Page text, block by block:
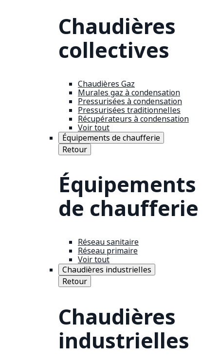
Chaudières
collectives
Chaudières Gaz
Murales gaz à condensation
Pressurisées à condensation
Pressurisées traditionnelles
Récupérateurs à condensation
Voir tout
Équipements de chaufferie
Retour
Équipements
de chaufferie
Réseau sanitaire
Réseau primaire
Voir tout
Chaudières industrielles
Retour
Chaudières
industrielles